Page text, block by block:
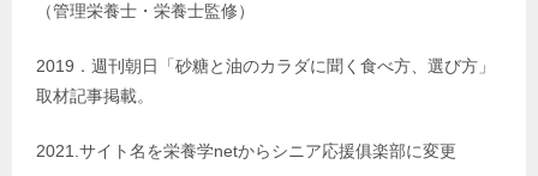
（管理栄養士・栄養士監修）
2019．週刊朝日「砂糖と油のカラダに聞く食べ方、選び方」
取材記事掲載。
2021.サイト名を栄養学netからシニア応援俱楽部に変更